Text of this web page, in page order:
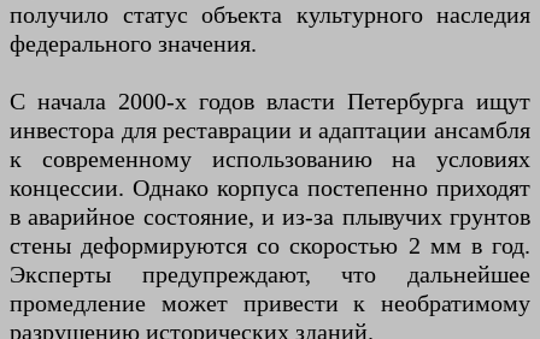
получило статус объекта культурного наследия
федерального значения.
С начала 2000-х годов власти Петербурга ищут
инвестора для реставрации и адаптации ансамбля
к современному использованию на условиях
концессии. Однако корпуса постепенно приходят
в аварийное состояние, и из-за плывучих грунтов
стены деформируются со скоростью 2 мм в год.
Эксперты предупреждают, что дальнейшее
промедление может привести к необратимому
разрушению исторических зданий.